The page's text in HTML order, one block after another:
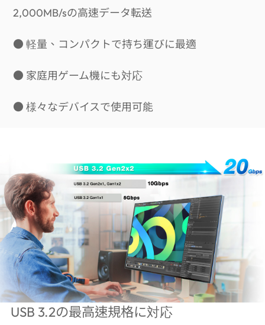
2,000MB/sの高速データ転送
● 軽量、コンパクトで持ち運びに最適
● 家庭用ゲーム機にも対応
● 様々なデバイスで使用可能
USB 3.2の最高速規格に対応